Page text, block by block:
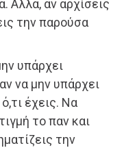
Αλλά, αν αρχίσεις
την παρούσα
υπάρχει
να μην υπάρχει
έχεις. Να
το παν και
την